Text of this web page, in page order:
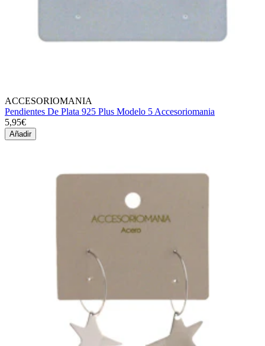
ACCESORIOMANIA
Pendientes De Plata 925 Plus Modelo 5 Accesoriomania
5,95€
Añadir